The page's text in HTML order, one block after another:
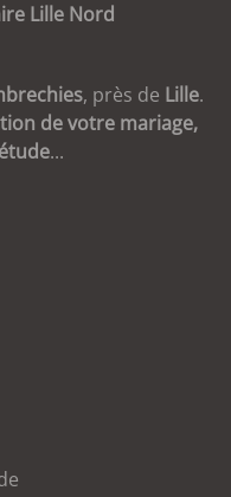
Lille Nord
, près de Lille.
de votre mariage,
...